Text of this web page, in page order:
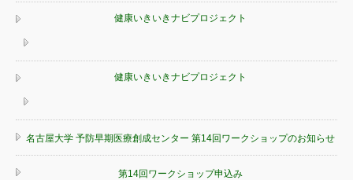
健康いきいきナビプロジェクト
健康いきいきナビプロジェクト
名古屋大学 予防早期医療創成センター 第14回ワークショップのお知らせ
第14回ワークショップ申込み